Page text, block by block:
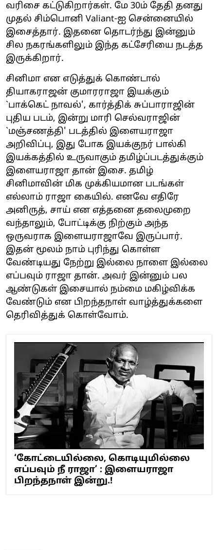
வரிசை கட்டுகிறார்கள். மே 30ம் தேதி தனது
முதல் சிம்பொனி Valiant-ஐ சென்னையில்
இசைத்தார். இதனை தொடர்ந்து இன்னும்
சில நகரங்களிலும் இந்த கட்சேரியை நடத்த
இருக்கிறார்.
சினிமா என எடுத்துக் கொண்டால்
தியாகராஜன் குமாரராஜா இயக்கும்
`பாக்கெட் நாவல்', கார்த்திக் சுப்பாராஜின்
புதிய படம், இன்று மாரி செல்வராஜின்
`மஞ்சணத்தி' படத்தில் இளையராஜா
அறிவிப்பு, இது போக இயக்குநர் பால்கி
இயக்கத்தில் உருவாகும் தமிழ்ப்படத்துக்கும்
இளையராஜா தான் இசை. தமிழ்
சினிமாவின் மிக முக்கியமான படங்கள்
எல்லாம் ராஜா கையில். எனவே எதிரே
அனிருத், சாய் என எத்தனை தலைமுறை
வந்தாலும், போட்டிக்கு நிற்கும் அந்த
ஒருவராக இளையராஜாவே இருப்பார்.
இதன் மூலம் நாம் புரிந்து கொள்ள
வேண்டியது நேற்று இல்லை நாளை இல்லை
எப்பவும் ராஜா தான். அவர் இன்னும் பல
ஆண்டுகள் இசையால் நம்மை மகிழ்விக்க
வேண்டும் என பிறந்தநாள் வாழ்த்துக்களை
தெரிவித்துக் கொள்வோம்.
‘கோட்டையில்லை, கொடியுமில்லை
எப்பவும் நீ ராஜா’ : இளையராஜா
பிறந்தநாள் இன்று.!